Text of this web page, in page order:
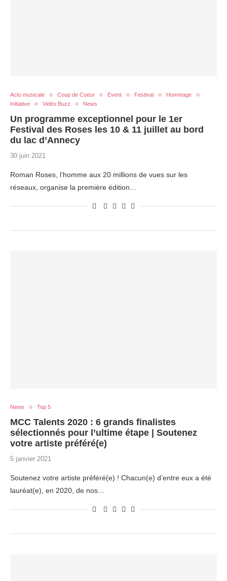
Actu musicale Coup de Coeur Event Festival
Hommage
Initiative
Vidéo Buzz News
Un programme exceptionnel pour le 1er
Festival des Roses les 10 & 11 juillet au bord
du lac d’Annecy
30 juin 2021
Roman Roses, l’homme aux 20 millions de vues sur les
réseaux, organise la première édition…
News Top 5
MCC Talents 2020 : 6 grands finalistes
sélectionnés pour l’ultime étape | Soutenez
votre artiste préféré(e)
5 janvier 2021
Soutenez votre artiste préféré(e) ! Chacun(e) d’entre eux a été
lauréat(e), en 2020, de nos…